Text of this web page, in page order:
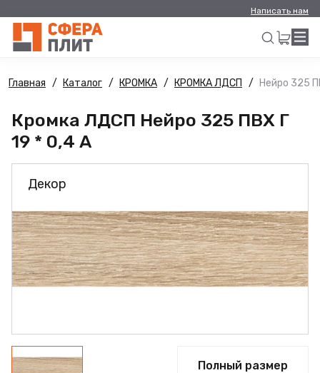
Написать нам
Искать
Главная Каталог КРОМКА КРОМКА ЛДСП Нейро 325
Кромка ЛДСП Нейро 325 ПВХ Г
19 * 0,4 А
Декор
Полный размер